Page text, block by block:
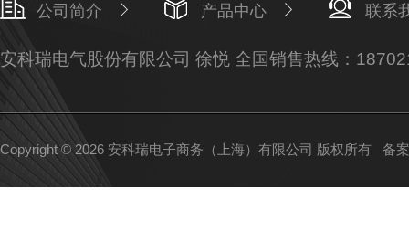
公司简介 产品中心 联系
安科瑞电气股份有限公司 徐悦 全国销售热线：
Copyright © 2026 安科瑞电子商务（上海）有限公司 版权所有 备